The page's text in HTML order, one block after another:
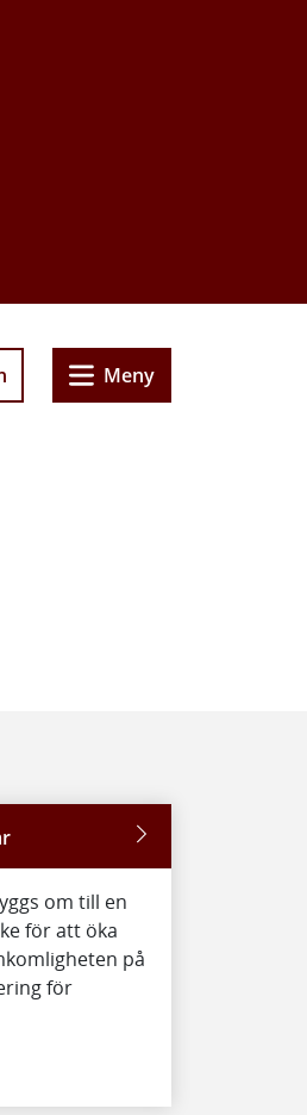
Meny
om till en
för att öka
på
för